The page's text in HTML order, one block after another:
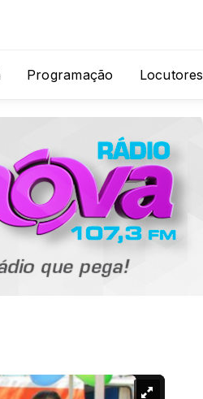
Programação Locutores